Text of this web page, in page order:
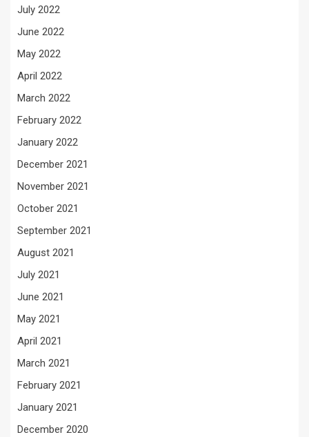
July 2022
June 2022
May 2022
April 2022
March 2022
February 2022
January 2022
December 2021
November 2021
October 2021
September 2021
August 2021
July 2021
June 2021
May 2021
April 2021
March 2021
February 2021
January 2021
December 2020